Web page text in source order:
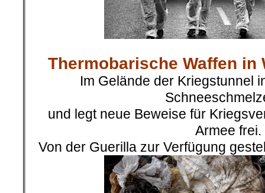
Thermobarische Waffen in
Im Gelände der Kriegstunnel
und legt neue Beweise für
Armee frei.
Von der Guerilla zur Verfügung